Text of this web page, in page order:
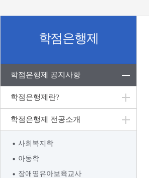
학점은행제
학점은행제 공지사항
학점은행제란?
학점은행제 전공소개
사회복지학
아동학
장애영유아보육교사